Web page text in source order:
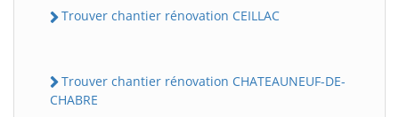
Trouver chantier rénovation CEILLAC
Trouver chantier rénovation CHATEAUNEUF-DE-
CHABRE